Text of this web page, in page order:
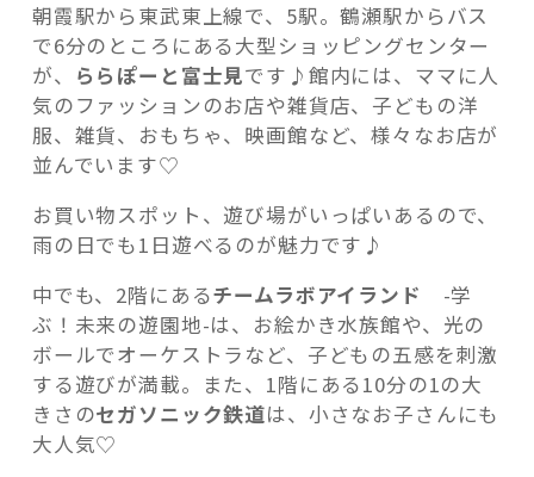
朝霞駅から東武東上線で、5駅。鶴瀬駅からバス
で6分のところにある大型ショッピングセンター
が、 ららぽーと富士見です♪館内には、ママに人
気のファッションのお店や雑貨店、子どもの洋
服、雑貨、おもちゃ、映画館など、様々なお店が
並んでいます♡
お買い物スポット、遊び場がいっぱいあるので、
雨の日でも1日遊べるのが魅力です♪
中でも、2階にあるチームラボアイランド
-学
ぶ！未来の遊園地-は、お絵かき水族館や、光の
ボールでオーケストラなど、子どもの五感を刺激
する遊びが満載。また、1階にある10分の1の大
きさのセガソニック鉄道は、小さなお子さんにも
大人気♡